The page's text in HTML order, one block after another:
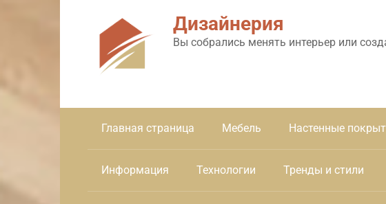
Дизайнерия
Вы собрались менять интерьер или
Главная страница Мебель Настенные
Информация Технологии Тренды и стили